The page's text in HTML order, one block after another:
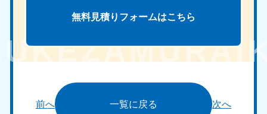
無料見積りフォームはこちら
前へ 一覧に戻る 次へ